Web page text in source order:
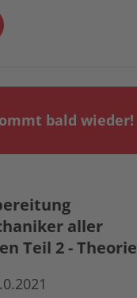
bald wieder!
aller
Teil 2 - Theorie